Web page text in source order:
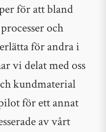
för att bland
och
för andra i
vi delat med oss
kundmaterial
för ett annat
av vårt